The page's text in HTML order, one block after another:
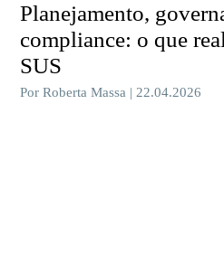
Planejamento,
compliance: o que
SUS
Por Roberta Massa | 22.04.2026